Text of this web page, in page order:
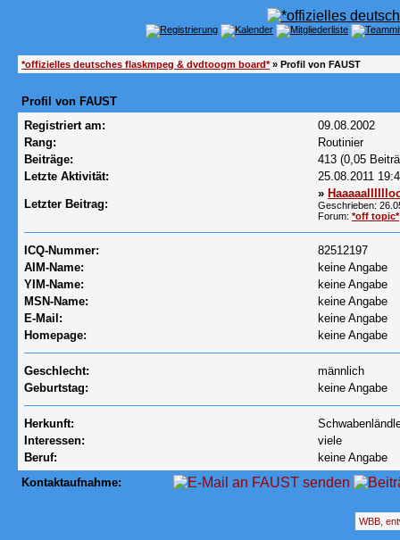
*offizielles deutsches flaskmpeg & dvdtoogm board*» Profil von FAUST
Profil von FAUST
Registriert am:
09.08.2002
Rang:
Routinier
Beiträge:
413 (0,05
Letzte Aktivität:
25.08.2011
Letzter Beitrag:
»
Geschrieben:
Forum: *off topic*
ICQ-Nummer:
82512197
AIM-Name:
keine Angabe
YIM-Name:
keine Angabe
MSN-Name:
keine Angabe
E-Mail:
keine Angabe
Homepage:
keine Angabe
Geschlecht:
männlich
Geburtstag:
keine Angabe
Herkunft:
Interessen:
viele
Beruf:
keine Angabe
Kontaktaufnahme:
WBB,